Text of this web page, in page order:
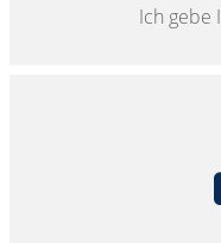
Ich gebe